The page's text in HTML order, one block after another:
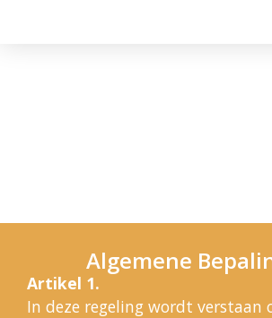
Algemene
Artikel 1.
In deze regeling wordt verstaan